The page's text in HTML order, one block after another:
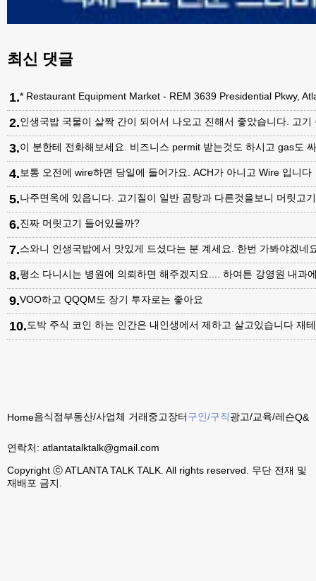
최신 댓글
1.* Restaurant Equipment Market - REM 3639 Presidential Pkwy,
2.인생국밥 국물이 살짝 간이 되어서 나오고 진해서 좋았습니다. 고
3.이 분한테 전화해보세요. 비즈니스 permit 받는것도 하시고 gas도
4.보통 오전에 wire하면 당일에 들어가요. ACH가 아니고 Wire 입니다
5.나주면옥에 있읍니다. 고기질이 일반 곰탕과 다른것을보니 머릿고
6.진짜 머릿고기 들어있을까?
7.스와니 인생국밥에서 맛있게 드셨다는 분 계세요. 한번 가봐야겠네
8.평소 다니시는 병원에 의뢰하면 해주겠지요.... 하여튼 강영원 내과
9.VOO하고 QQQM도 장기 투자로는 좋아요
10.도박 주식 코인 하는 인간은 내인생에서 제하고 살고있습니다 재
Home음식점부동산/사업체 거래중고장터구인/구직광고/교육/레슨Q&A
연락처: atlantatalktalk@gmail.com
Copyright ⓒ ATLANTA TALK TALK. All rights reserved. 무단 전재 및
재배포 금지.